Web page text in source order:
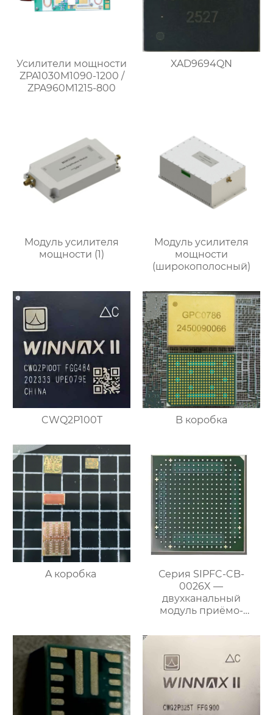
Усилители мощности
ZPA1030M1090-1200 /
ZPA960M1215-800
XAD9694QN
Модуль усилителя
мощности (1)
Модуль усилителя
мощности
(широкополосный)
CWQ2P100T B коробка
A коробка
Серия SIPFC-CB-
0026X —
двухканальный
модуль приёмо-
преобразования